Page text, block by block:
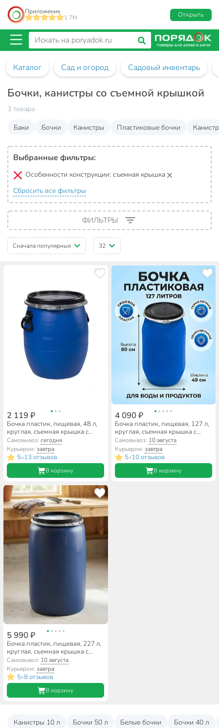
Приложение
1.7M
Открыть
Каталог Сад и огород Садовый инвентарь
Бочки, канистры со съемной крышкой
3 товара
Баки
Бочки Канистры Пластиковые бочки
Выбранные фильтры:
Особенности конструкции: съемная крышка
Сбросить все фильтры
ФИЛЬТРЫ
Сначала популярные 32
2 119 ₽
Бочка пластик, пищевая, 48 л,
круглая, съемная крышка с
металлическим хомутом,
цветная, ЗТИ
Самовывоз:сегодня
Курьером:завтра
5•13 отзывов
В корзину
4 090 ₽
Бочка пластик, пищевая, 127 л,
круглая, съемная крышка с
металлическим хомутом,
цветная, ЗТИ
Самовывоз: 10 августа
Курьером: завтра
5•10 отзывов
В корзину
5 990 ₽
Бочка пластик, пищевая, 227 л,
круглая, съемная крышка с
металлическим хомутом,
цветная, ЗТИ
Самовывоз: 10 августа
Курьером:завтра
5•8 отзывов
В корзину
Канистры 10 л Бочки 50 л Белые бочки Бочки 40 л